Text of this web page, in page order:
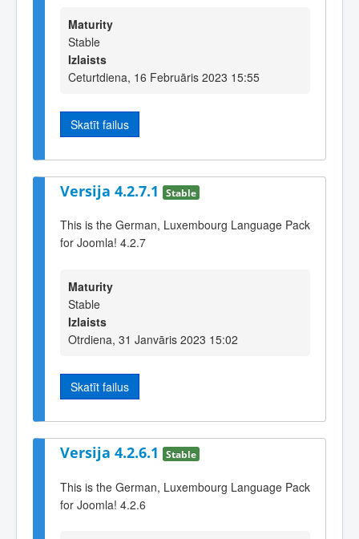
Maturity
Stable
Izlaists
Ceturtdiena, 16 Februāris 2023 15:55
Skatīt failus
Versija 4.2.7.1 Stable
This is the German, Luxembourg Language Pack
for Joomla! 4.2.7
Maturity
Stable
Izlaists
Otrdiena, 31 Janvāris 2023 15:02
Skatīt failus
Versija 4.2.6.1 Stable
This is the German, Luxembourg Language Pack
for Joomla! 4.2.6